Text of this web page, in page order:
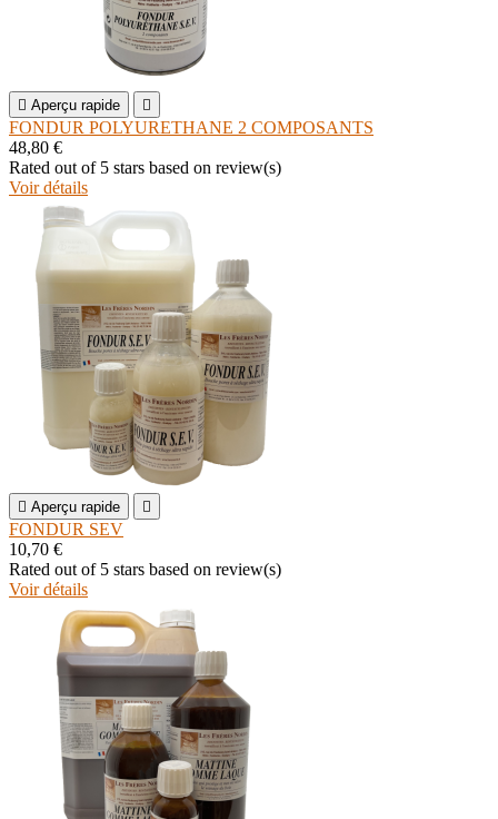
 Aperçu rapide 
FONDUR POLYURETHANE 2 COMPOSANTS
48,80 €
Rated out of 5 stars based on review(s)
Voir détails
 Aperçu rapide 
FONDUR SEV
10,70 €
Rated out of 5 stars based on review(s)
Voir détails